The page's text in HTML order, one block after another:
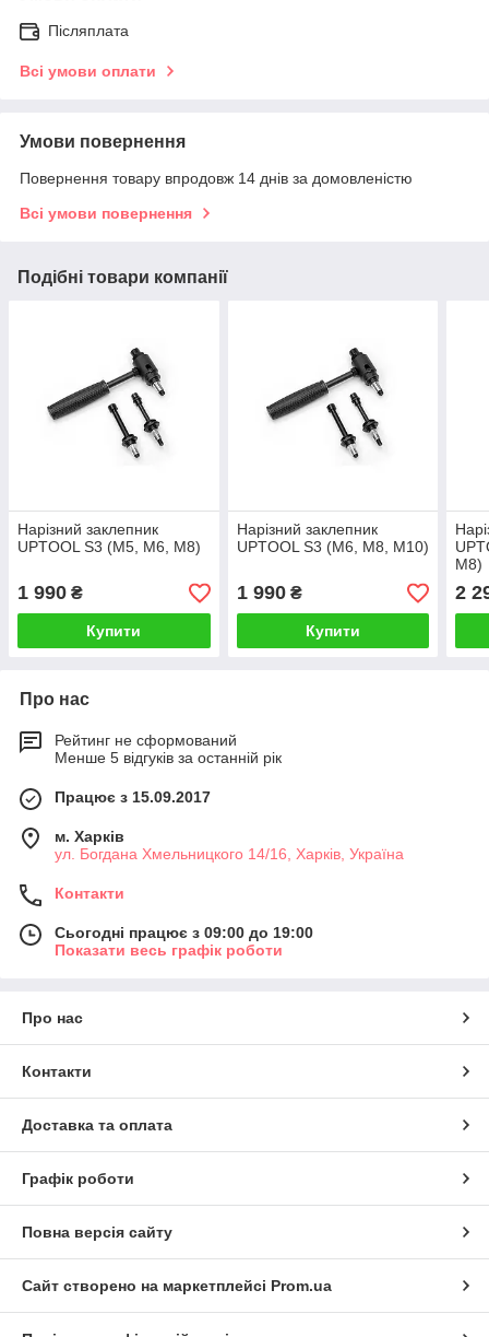
Післяплата
Всі умови оплати
Умови повернення
Повернення товару впродовж 14 днів за домовленістю
Всі умови повернення
Подібні товари компанії
Нарізний заклепник
UPTOOL S3 (М5, М6, М8)
1 990 ₴
Купити
Нарізний заклепник
UPTOOL S3 (М6, М8, М10)
1 990₴
Купити
М8)
2
Про нас
Рейтинг не сформований
Менше 5 відгуків за останній рік
Працює з 15.09.2017
м. Харків
ул. Богдана Хмельницкого 14/16, Харків, Україна
Контакти
Сьогодні працює з 09:00 до 19:00
Показати весь графік роботи
Про нас
Контакти
Доставка та оплата
Графік роботи
Повна версія сайту
Сайт створено на маркетплейсі Prom.ua